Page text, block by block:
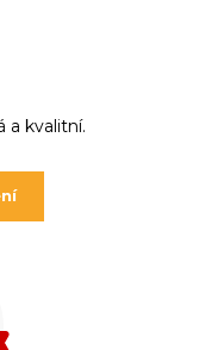
a kvalitní.